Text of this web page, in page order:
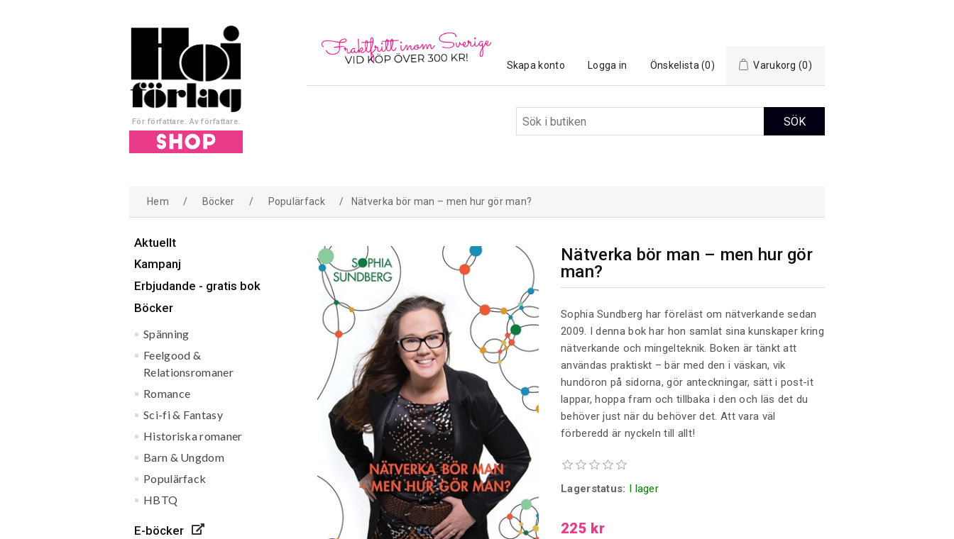
För författare. Av författare.
Skapa konto Logga in Önskelista (0) Varukorg (0)
Hem / Böcker / Populärfack / Nätverka bör man – men hur gör man?
Aktuellt
Kampanj
Erbjudande - gratis bok
Böcker
Spänning
Feelgood &
Relationsromaner
Romance
Sci-fi & Fantasy
Historiska romaner
Barn & Ungdom
Populärfack
HBTQ
E-böcker
Nätverka bör man – men hur gör
man?
Sophia Sundberg har föreläst om nätverkande sedan
2009. I denna bok har hon samlat sina kunskaper kring
nätverkande och mingelteknik. Boken är tänkt att
användas praktiskt – bär med den i väskan, vik
hundöron på sidorna, gör anteckningar, sätt i post-it
lappar, hoppa fram och tillbaka i den och läs det du
behöver just när du behöver det. Att vara väl
förberedd är nyckeln till allt!
Lagerstatus: I lager
225 kr